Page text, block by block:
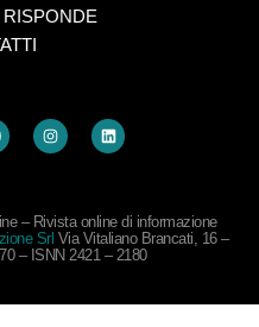
– Rivista online di informazione
Srl Via Vitaliano Brancati, 16 –
– ISNN 2421 – 2180